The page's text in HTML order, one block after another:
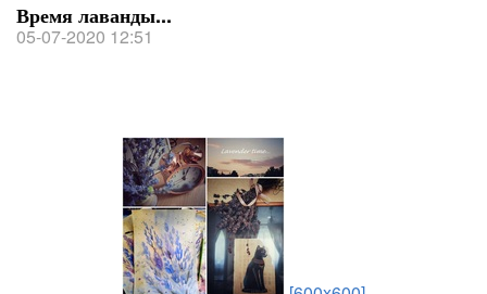
Время лаванды...
05-07-2020 12:51